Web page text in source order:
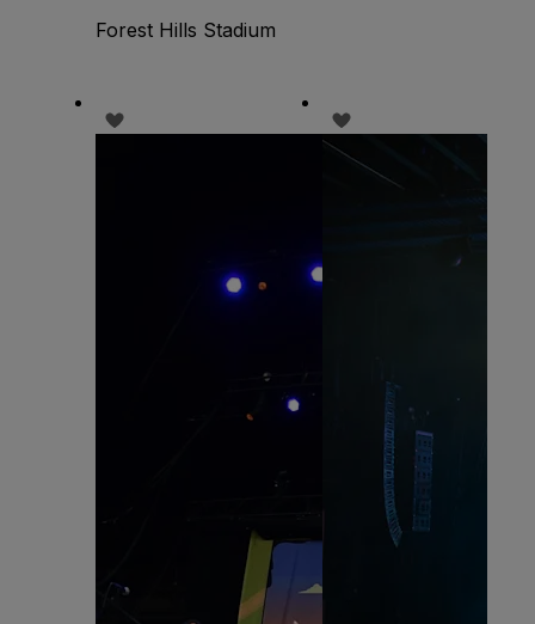
Forest Hills Stadium